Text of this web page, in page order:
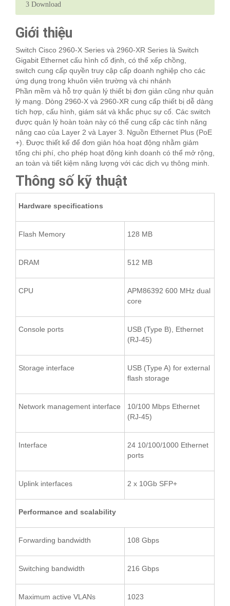
3 Download
Giới thiệu
Switch Cisco 2960-X Series và 2960-XR Series là Switch
Gigabit Ethernet cấu hình cố định, có thể xếp chồng,
switch cung cấp quyền truy cập cấp doanh nghiệp cho các
ứng dụng trong khuôn viên trường và chi nhánh
Phần mềm và hỗ trợ quản lý thiết bị đơn giản cũng như quản
lý mạng. Dòng 2960-X và 2960-XR cung cấp thiết bị dễ dàng
tích hợp, cấu hình, giám sát và khắc phục sự cố. Các switch
được quản lý hoàn toàn này có thể cung cấp các tính năng
nâng cao của Layer 2 và Layer 3. Nguồn Ethernet Plus (PoE
+). Được thiết kế để đơn giản hóa hoạt động nhằm giảm
tổng chi phí, cho phép hoạt động kinh doanh có thể mở rộng,
an toàn và tiết kiệm năng lượng với các dịch vụ thông minh.
Thông số kỹ thuật
Hardware specifications
Flash Memory 128 MB
DRAM 512 MB
CPU
APM86392 600 MHz dual
core
Console ports
USB (Type B), Ethernet
(RJ-45)
Storage interface
USB (Type A) for external
flash storage
Network management interface
10/100 Mbps Ethernet
(RJ-45)
Interface
24 10/100/1000 Ethernet
ports
Uplink interfaces 2 x 10Gb SFP+
Performance and scalability
Forwarding bandwidth 108 Gbps
Switching bandwidth 216 Gbps
Maximum active VLANs 1023